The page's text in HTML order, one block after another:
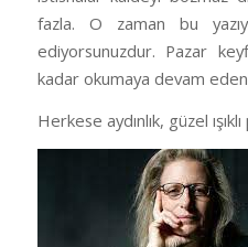
fazla. O zaman bu
ediyorsunuzdur. Pazar
kadar okumaya devam
Herkese aydınlık, güzel